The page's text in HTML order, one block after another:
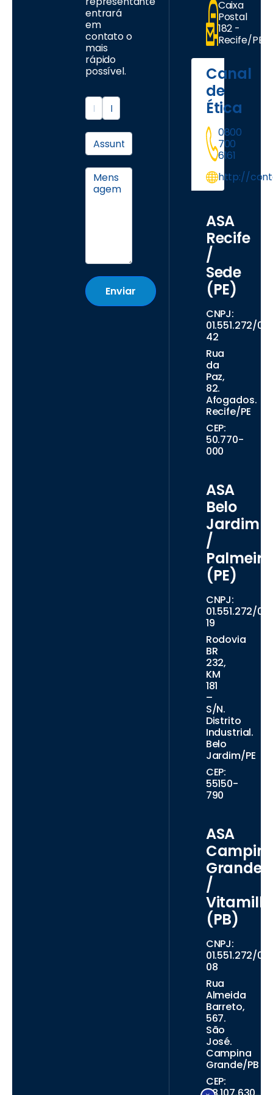
entrará
em
contato o
mais
rápido
possível.
Enviar
Caixa
Postal
182 -
Recife/PE
Canal
de
Ética
0800
700
6161
http://
ASA
Recife
/
Sede
(PE)
CNPJ:
01.551.272/
42
Rua
da
Paz,
82.
Afogados.
Recife/PE
CEP:
50.770-
000
ASA
Belo
Jardim
/
(PE)
CNPJ:
01.551.272/
19
Rodovia
BR
232,
KM
181
–
S/N.
Distrito
Industrial.
Belo
Jardim/PE
CEP:
55150-
790
ASA
Grande
/
(PB)
CNPJ:
01.551.272/
08
Rua
Almeida
Barreto,
567.
São
José.
Campina
Grande/PB
CEP: